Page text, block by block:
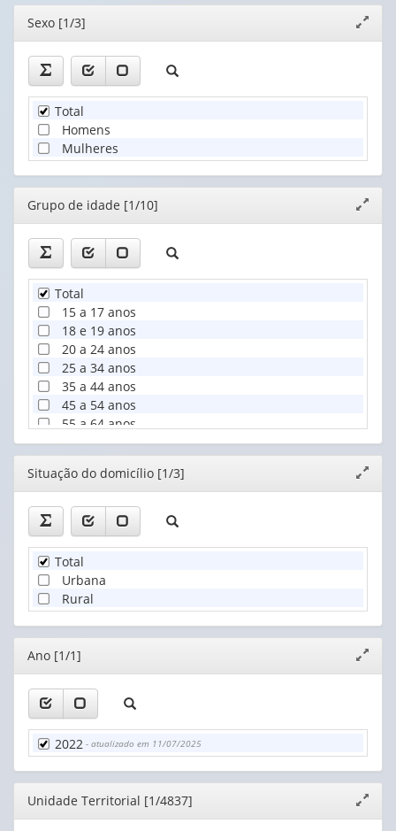
Editor
janela
Sexo [1/3]
Total
Homens
Mulheres
Editor
janela
Grupo de idade [1/10]
Total
15 a 17 anos
18 e 19 anos
20 a 24 anos
25 a 34 anos
35 a 44 anos
45 a 54 anos
55 a 64 anos
65 anos ou mais
75 anos ou mais
Editor
janela
Situação do domicílio [1/3]
Total
Urbana
Rural
Editor
janela
Ano [1/1]
2022 - atualizado em 11/07/2025
Editor
janela
Unidade Territorial [1/4837]